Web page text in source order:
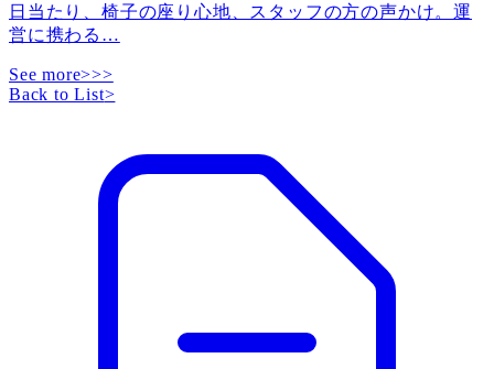
日当たり、椅子の座り心地、スタッフの方の声かけ。運
営に携わる …
See more>>>
Back to List>